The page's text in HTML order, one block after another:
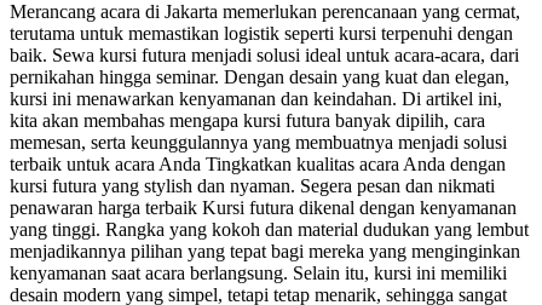
Merancang acara di Jakarta memerlukan perencanaan yang cermat,
terutama untuk memastikan logistik seperti kursi terpenuhi dengan
baik. Sewa kursi futura menjadi solusi ideal untuk acara-acara, dari
pernikahan hingga seminar. Dengan desain yang kuat dan elegan,
kursi ini menawarkan kenyamanan dan keindahan. Di artikel ini,
kita akan membahas mengapa kursi futura banyak dipilih, cara
memesan, serta keunggulannya yang membuatnya menjadi solusi
terbaik untuk acara Anda Tingkatkan kualitas acara Anda dengan
kursi futura yang stylish dan nyaman. Segera pesan dan nikmati
penawaran harga terbaik Kursi futura dikenal dengan kenyamanan
yang tinggi. Rangka yang kokoh dan material dudukan yang lembut
menjadikannya pilihan yang tepat bagi mereka yang menginginkan
kenyamanan saat acara berlangsung. Selain itu, kursi ini memiliki
desain modern yang simpel, tetapi tetap menarik, sehingga sangat